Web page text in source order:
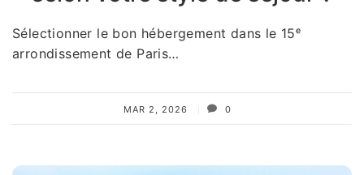
Sélectionner le bon hébergement dans le 15ᵉ
arrondissement de Paris…
MAR 2, 2026 0